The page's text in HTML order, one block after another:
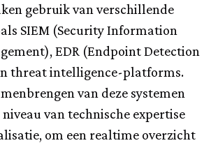
gebruik van verschillende
SIEM (Security Information
EDR (Endpoint Detection
threat intelligence-platforms.
van deze systemen
van technische expertise
om een realtime overzicht